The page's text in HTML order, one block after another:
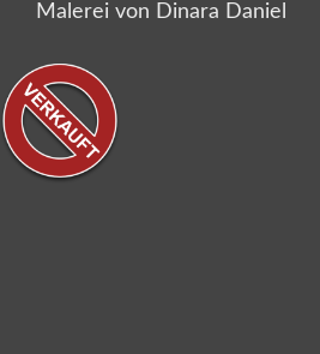
Malerei von Dinara Daniel